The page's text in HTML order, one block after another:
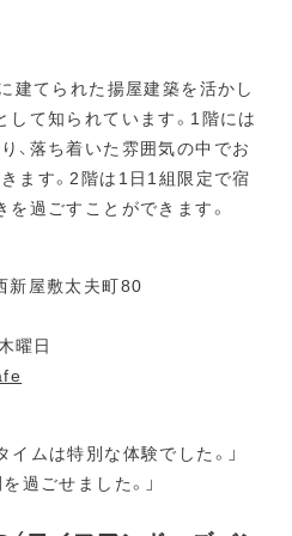
建てられた揚屋建築を活かし
して知られています。1階には
、落ち着いた雰囲気の中でお
ます。2階は1日1組限定で宿
を過ごすことができます。
新屋敷太夫町80
曜日
イムは特別な体験でした。」
過ごせました。」